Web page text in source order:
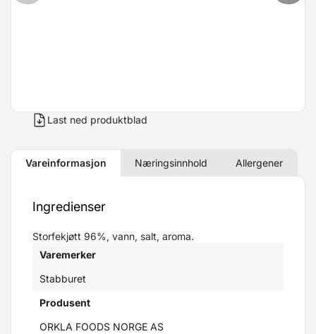
Last ned produktblad
Vareinformasjon Næringsinnhold Allergener
Ingredienser
Storfekjøtt 96%, vann, salt, aroma.
Varemerker
Stabburet
Produsent
ORKLA FOODS NORGE AS